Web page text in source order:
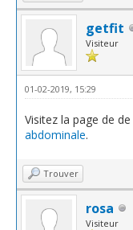
getfit
Visiteur
01-02-2019, 15:29
Visitez la page de de
abdominale.
Trouver
rosa
Visiteur